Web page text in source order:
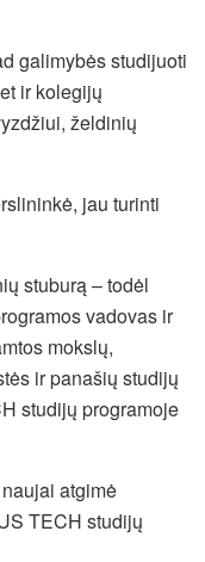
galimybės studijuoti
ir kolegijų
želdinių
jau turinti
stuburą – todėl
vadovas ir
mokslų,
ir panašių studijų
studijų programoje
atgimė
TECH studijų